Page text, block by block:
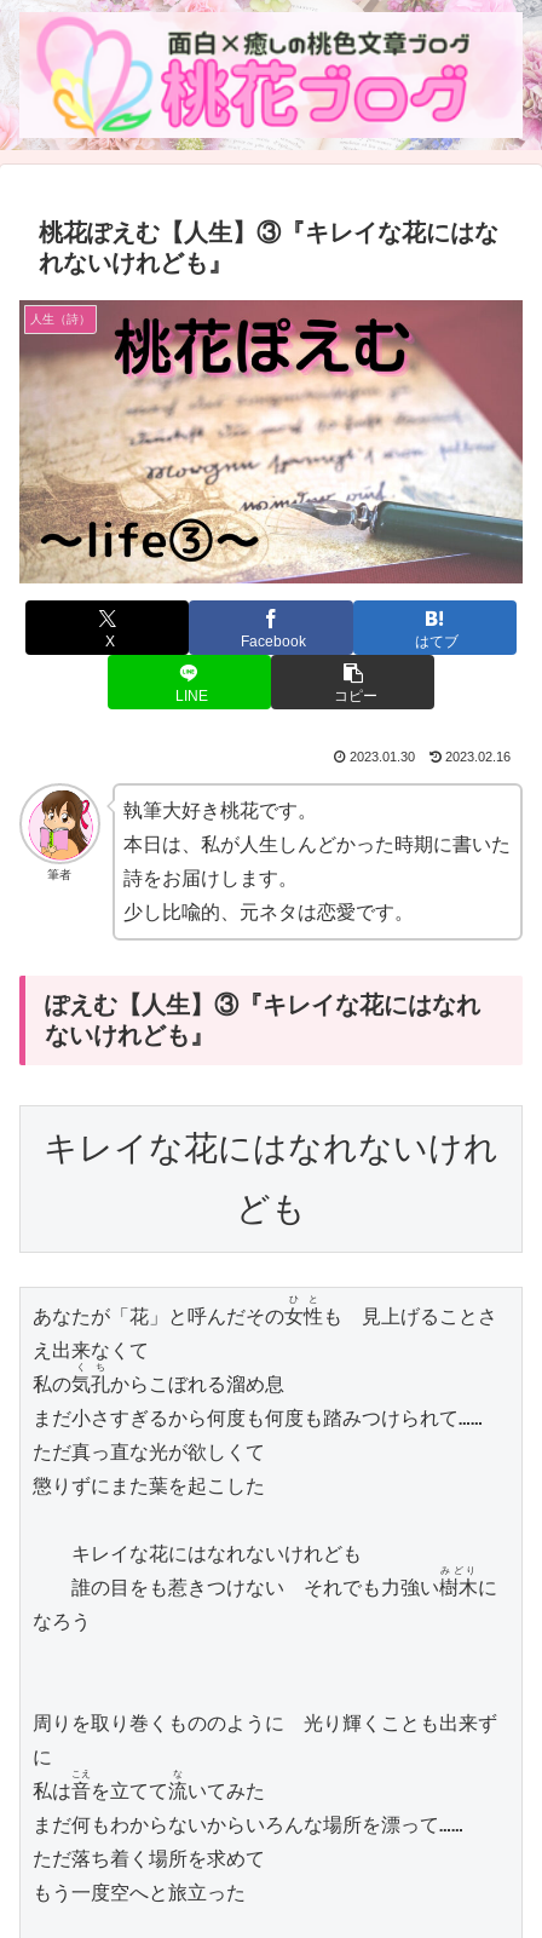
桃花ぽえむ【人生】③『キレイな花にはな
れないけれども』
人生（詩）
X Facebook はてブ
LINE コピー
2023.01.30 2023.02.16
筆者
執筆大好き桃花です。
本日は、私が人生しんどかった時期に書いた
詩をお届けします。
少し比喩的、元ネタは恋愛です。
ぽえむ【人生】③『キレイな花にはなれ
ないけれども』
キレイな花にはなれないけれ
ども
あなたが「花」と呼んだその女性
ひと
も　見上げることさ
え出来なくて
私の気孔
くち
からこぼれる溜め息
まだ小さすぎるから何度も何度も踏みつけられて……
ただ真っ直な光が欲しくて
懲りずにまた葉を起こした
キレイな花にはなれないけれども
誰の目をも惹きつけない　それでも力強い樹木
みどり
に
なろう
周りを取り巻くもののように　光り輝くことも出来ず
に
私は音
こえ
を立てて流
な
いてみた
まだ何もわからないからいろんな場所を漂って……
ただ落ち着く場所を求めて
もう一度空へと旅立った